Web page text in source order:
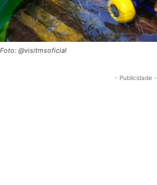
Foto: @visitmsoficial
- Publicidade -